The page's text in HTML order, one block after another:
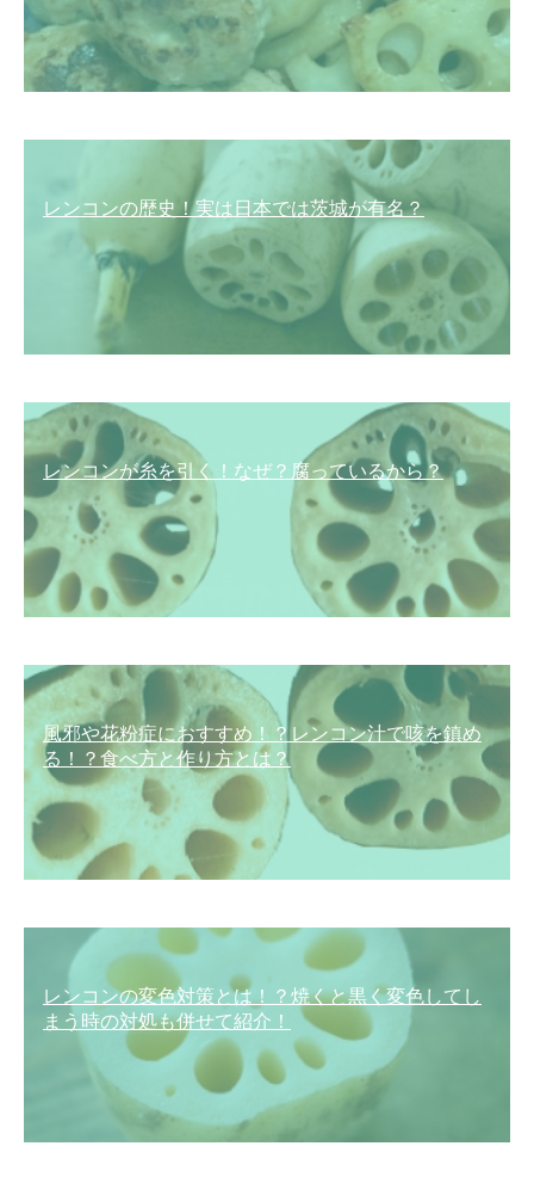
レンコンの歴史！実は日本では茨城が有名？
レンコンが糸を引く！なぜ？腐っているから？
風邪や花粉症におすすめ！？レンコン汁で咳を鎮め
る！？食べ方と作り方とは？
レンコンの変色対策とは！？焼くと黒く変色してし
まう時の対処も併せて紹介！